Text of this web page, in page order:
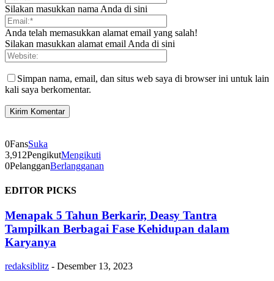
Silakan masukkan nama Anda di sini
Anda telah memasukkan alamat email yang salah!
Silakan masukkan alamat email Anda di sini
Simpan nama, email, dan situs web saya di browser ini untuk lain
kali saya berkomentar.
0FansSuka
3,912PengikutMengikuti
0PelangganBerlangganan
EDITOR PICKS
Menapak 5 Tahun Berkarir, Deasy Tantra
Tampilkan Berbagai Fase Kehidupan dalam
Karyanya
redaksiblitz - Desember 13, 2023